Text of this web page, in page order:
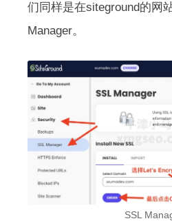
们同样是在siteground的网
Manager。
SSL